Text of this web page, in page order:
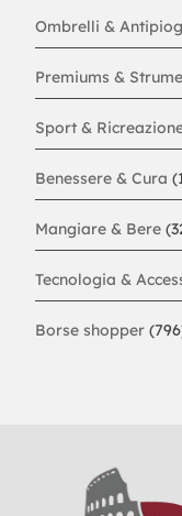
Ombrelli &
Premiums &
Sport &
Benessere & Cura
Mangiare & Bere
Tecnologia &
Borse shopper